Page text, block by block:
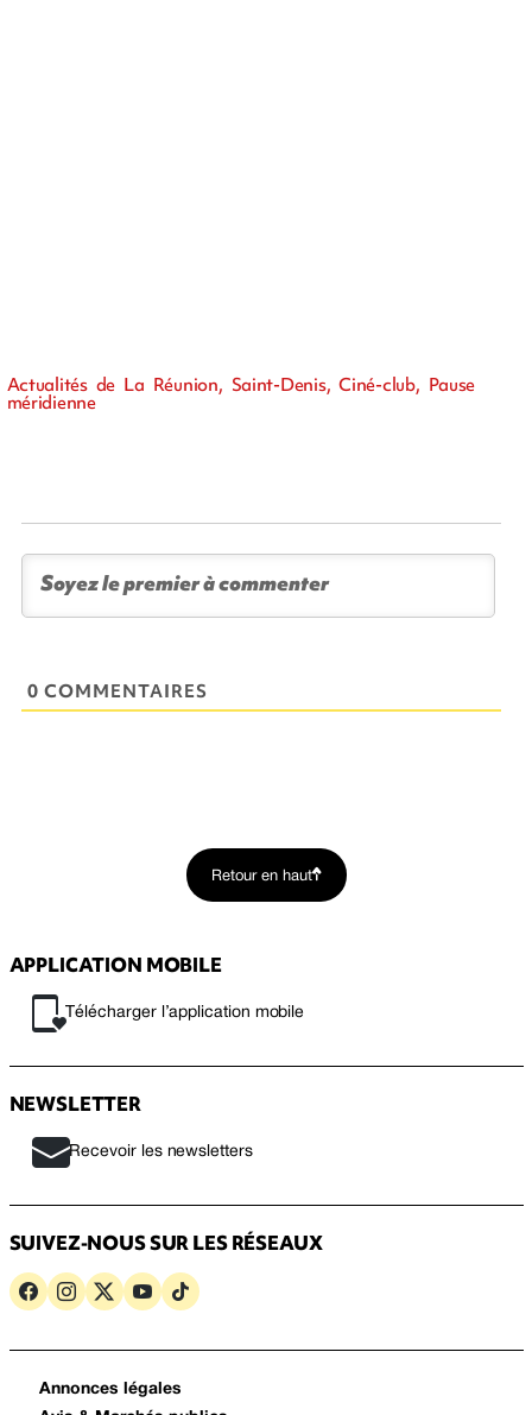
Actualités de La Réunion, Saint-Denis, Ciné-club, Pause
méridienne
0 COMMENTAIRES
Retour en haut
APPLICATION MOBILE
Télécharger l’application mobile
NEWSLETTER
Recevoir les newsletters
SUIVEZ-NOUS SUR LES RÉSEAUX
Annonces légales